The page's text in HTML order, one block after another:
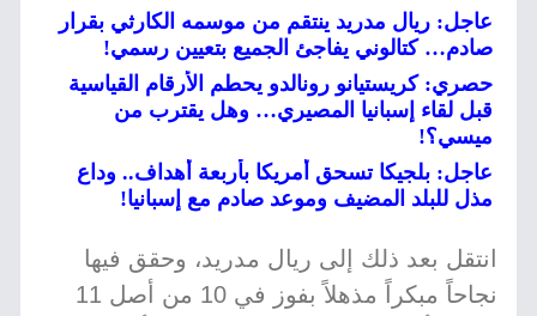
عاجل: ريال مدريد ينتقم من موسمه الكارثي بقرار
صادم… كتالوني يفاجئ الجميع بتعيين رسمي!
حصري: كريستيانو رونالدو يحطم الأرقام القياسية
قبل لقاء إسبانيا المصيري… وهل يقترب من
ميسي؟!
عاجل: بلجيكا تسحق أمريكا بأربعة أهداف.. وداع
مذل للبلد المضيف وموعد صادم مع إسبانيا!
انتقل بعد ذلك إلى ريال مدريد، وحقق فيها
نجاحاً مبكراً مذهلاً بفوز في 10 من أصل 11